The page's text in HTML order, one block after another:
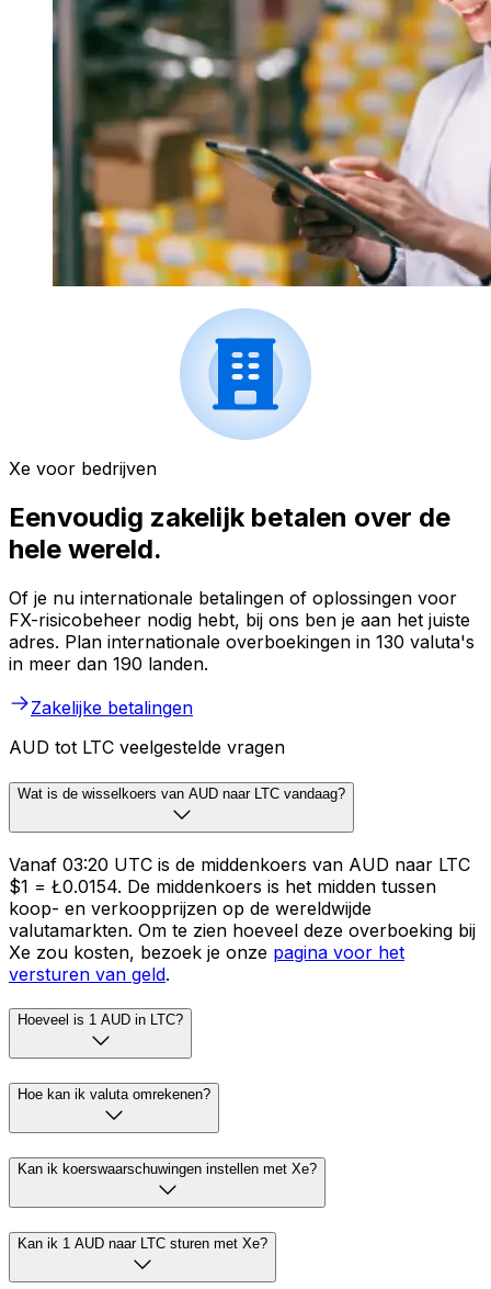
Xe voor bedrijven
Eenvoudig zakelijk betalen over de
hele wereld.
Of je nu internationale betalingen of oplossingen voor
FX-risicobeheer nodig hebt, bij ons ben je aan het juiste
adres. Plan internationale overboekingen in 130 valuta's
in meer dan 190 landen.
Zakelijke betalingen
AUD tot LTC veelgestelde vragen
Wat is de wisselkoers van AUD naar LTC vandaag?
Vanaf 03:20 UTC is de middenkoers van AUD naar LTC
$1 = Ł0.0154. De middenkoers is het midden tussen
koop- en verkoopprijzen op de wereldwijde
valutamarkten. Om te zien hoeveel deze overboeking bij
Xe zou kosten, bezoek je onze pagina voor het
versturen van geld.
Hoeveel is 1 AUD in LTC?
Hoe kan ik valuta omrekenen?
Kan ik koerswaarschuwingen instellen met Xe?
Kan ik 1 AUD naar LTC sturen met Xe?